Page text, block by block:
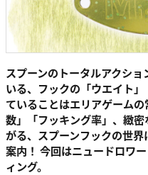
スプーンのトータルアクシ
いる、フックの「ウエイト
ていることはエリアゲーム
数」「フッキング率」、緻
がる、スプーンフックの世
案内！ 今回はニュードロワ
ィング。